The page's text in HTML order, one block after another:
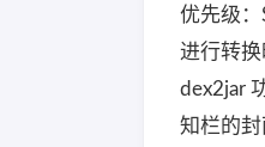
优先级
进行转
dex2jar
知栏的